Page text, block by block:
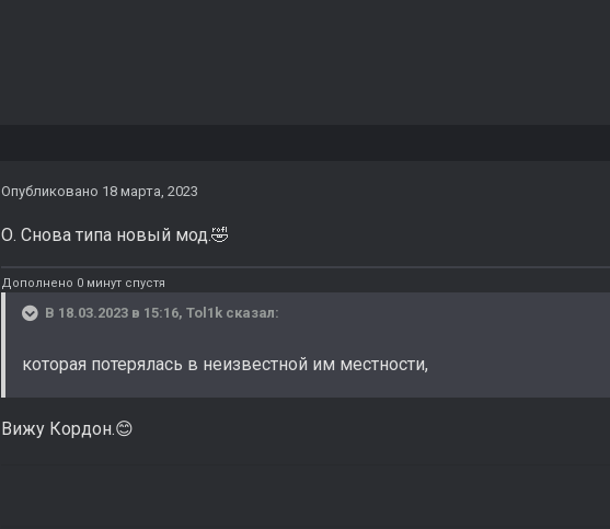
Опубликовано 18 марта, 2023
О. Снова типа новый мод.🤣
Дополнено 0 минут спустя
В 18.03.2023 в 15:16, Tol1k сказал:
которая потерялась в неизвестной им местности,
Вижу Кордон.😊